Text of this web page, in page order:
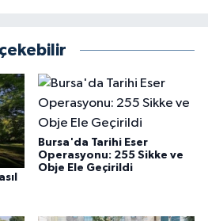
Bursa'da Tarihi Eser
Operasyonu: 255 Sikke ve
Obje Ele Geçirildi